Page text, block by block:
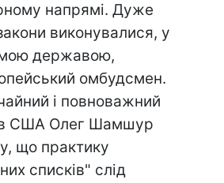
напрямі. Дуже
виконувалися, у
державою,
омбудсмен.
і повноважний
в США Олег Шамшур
що практику
списків" слід